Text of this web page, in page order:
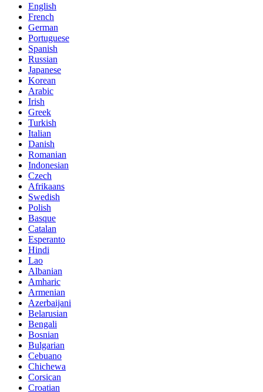
English
French
German
Portuguese
Spanish
Russian
Japanese
Korean
Arabic
Irish
Greek
Turkish
Italian
Danish
Romanian
Indonesian
Czech
Afrikaans
Swedish
Polish
Basque
Catalan
Esperanto
Hindi
Lao
Albanian
Amharic
Armenian
Azerbaijani
Belarusian
Bengali
Bosnian
Bulgarian
Cebuano
Chichewa
Corsican
Croatian